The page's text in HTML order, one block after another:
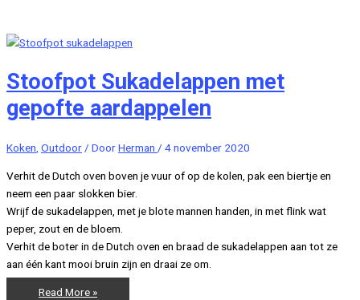
Stoofpot Sukadelappen met
gepofte aardappelen
Koken Outdoor / DoorHerman / 4 november 2020
Verhit de Dutch oven boven je vuur of op de kolen, pak een biertje en
neem een paar slokken bier.
Wrijf de sukadelappen, met je blote mannen handen, in met flink wat
peper, zout en de bloem.
Verhit de boter in de Dutch oven en braad de sukadelappen aan tot ze
aan één kant mooi bruin zijn en draai ze om.
Stoofpot
Read More »